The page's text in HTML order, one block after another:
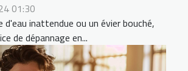
01:30
d'eau inattendue ou un évier bouché,
de dépannage en...